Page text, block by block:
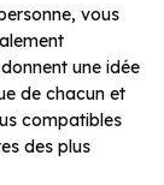
vous
une idée
de chacun et
compatibles
des plus